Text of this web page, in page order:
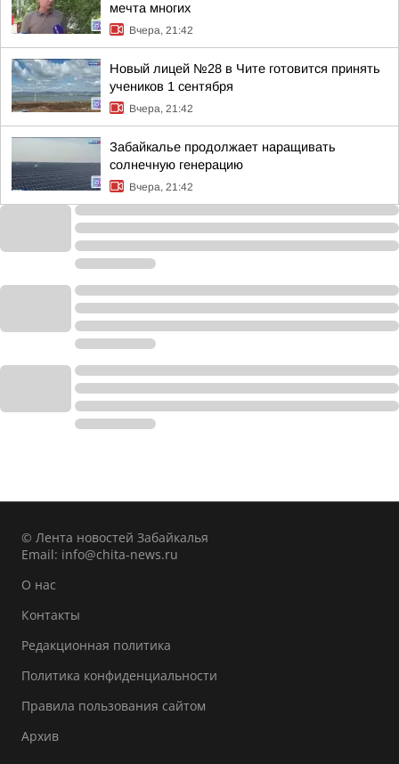
мечта многих
Вчера, 21:42
Новый лицей №28 в Чите готовится принять
учеников 1 сентября
Вчера, 21:42
Забайкалье продолжает наращивать
солнечную генерацию
Вчера, 21:42
© Лента новостей Забайкалья
Email: info@chita-news.ru
О нас
Контакты
Редакционная политика
Политика конфиденциальности
Правила пользования сайтом
Архив